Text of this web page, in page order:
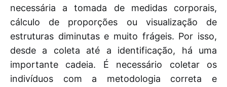
necessária a tomada de medidas corporais,
cálculo de proporções ou visualização de
estruturas diminutas e muito frágeis. Por isso,
desde a coleta até a identificação, há uma
importante cadeia. É necessário coletar os
indivíduos com a metodologia correta e